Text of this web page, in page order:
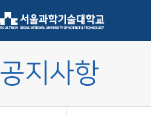
공지사항